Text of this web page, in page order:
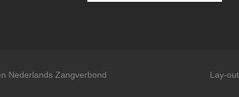
Nederlands Zangverbond Lay-